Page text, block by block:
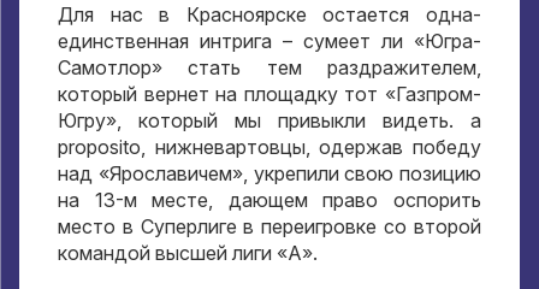
Для нас в Красноярске остается одна-
единственная интрига – сумеет ли «Югра-
Самотлор» стать тем раздражителем
который вернет на площадку тот «Газпром-
Югру»
который мы привыкли видеть. a
proposito, нижневартовцы ,одержав победу
над «Ярославичем», укрепили свою позицию
на 13-м месте
дающем право оспорить
место в Суперлиге в переигровке со второй
командой высшей лиги «А».